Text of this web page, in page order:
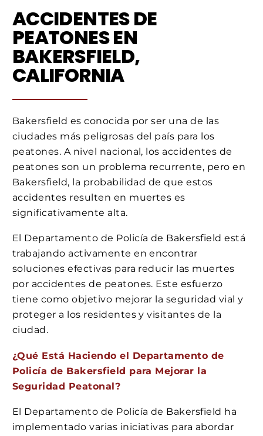
ACCIDENTES DE
PEATONES EN
BAKERSFIELD,
CALIFORNIA
Bakersfield es conocida por ser una de las
ciudades más peligrosas del país para los
peatones. A nivel nacional, los accidentes de
peatones son un problema recurrente, pero en
Bakersfield, la probabilidad de que estos
accidentes resulten en muertes es
significativamente alta.
El Departamento de Policía de Bakersfield está
trabajando activamente en encontrar
soluciones efectivas para reducir las muertes
por accidentes de peatones. Este esfuerzo
tiene como objetivo mejorar la seguridad vial y
proteger a los residentes y visitantes de la
ciudad.
¿Qué Está Haciendo el Departamento de
Policía de Bakersfield para Mejorar la
Seguridad Peatonal?
El Departamento de Policía de Bakersfield ha
implementado varias iniciativas para abordar